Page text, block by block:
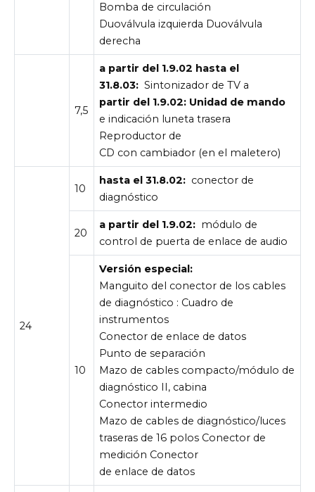
Bomba de circulación
Duoválvula izquierda Duoválvula
derecha
7,5
a partir del 1.9.02 hasta el
31.8.03: Sintonizador de TV a
partir del 1.9.02: Unidad de mando
e indicación luneta trasera
Reproductor de
CD con cambiador (en el maletero)
24
10
hasta el 31.8.02: conector de
diagnóstico
20
a partir del 1.9.02: módulo de
control de puerta de enlace de audio
10
Versión especial:
Manguito del conector de los cables
de diagnóstico : Cuadro de
instrumentos
Conector de enlace de datos
Punto de separación
Mazo de cables compacto/módulo de
diagnóstico II, cabina
Conector intermedio
Mazo de cables de diagnóstico/luces
traseras de 16 polos Conector de
medición Conector
de enlace de datos